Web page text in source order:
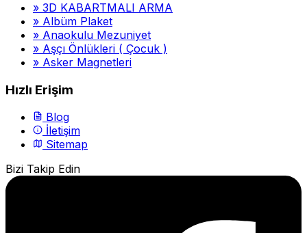
» 3D KABARTMALI ARMA
» Albüm Plaket
» Anaokulu Mezuniyet
» Aşçı Önlükleri ( Çocuk )
» Asker Magnetleri
Hızlı Erişim
Blog
İletişim
Sitemap
Bizi Takip Edin